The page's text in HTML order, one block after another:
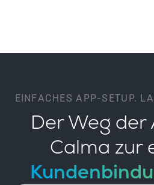
EINFACHES APP-SETUP.
Der Weg der
Calma zur